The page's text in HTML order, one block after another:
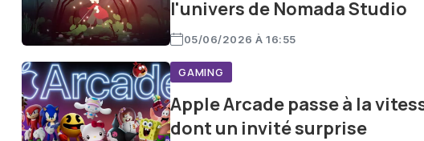
l'univers de Nomada Studio
05/06/2026 À 16:55
GAMING
Apple Arcade passe à la
dont un invité surprise